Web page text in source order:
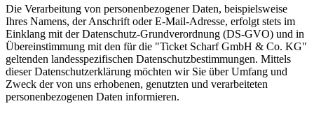
Die Verarbeitung von personenbezogener Daten, beispielsweise
Ihres Namens, der Anschrift oder E-Mail-Adresse, erfolgt stets im
Einklang mit der Datenschutz-Grundverordnung (DS-GVO) und in
Übereinstimmung mit den für die "Ticket Scharf GmbH & Co. KG"
geltenden landesspezifischen Datenschutzbestimmungen. Mittels
dieser Datenschutzerklärung möchten wir Sie über Umfang und
Zweck der von uns erhobenen, genutzten und verarbeiteten
personenbezogenen Daten informieren.